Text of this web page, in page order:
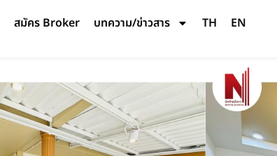
สมัคร Broker บทความ/ข่าวสาร TH EN